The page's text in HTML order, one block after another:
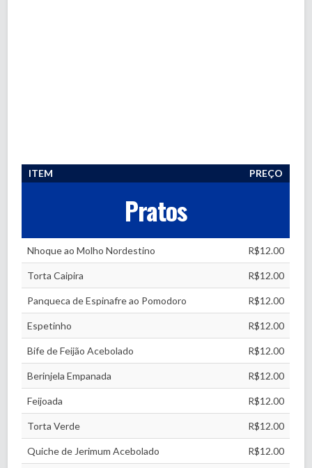
ITEM PREÇO
Pratos
Nhoque ao Molho Nordestino R$12.00
Torta Caipira R$12.00
Panqueca de Espinafre ao Pomodoro R$12.00
Espetinho R$12.00
Bife de Feijão Acebolado R$12.00
Berinjela Empanada R$12.00
Feijoada R$12.00
Torta Verde R$12.00
Quiche de Jerimum Acebolado R$12.00